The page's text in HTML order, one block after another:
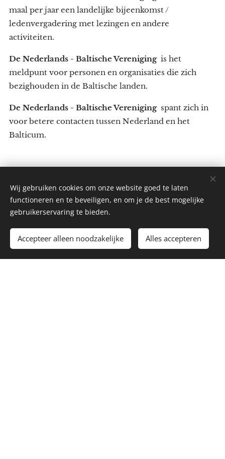
maal per jaar een landelijke bijeenkomst /
ledenvergadering met lezingen en andere
activiteiten.
De Nederlands - Baltische Verenigingis het
meldpunt voor personen en organisaties die zich
bezighouden in de Baltische landen.
De Nederlands - Baltische Verenigingspant zich in
voor betere contacten tussen Nederland en het
Balticum.
Maak een gratis website. Begin
Wij gebruiken cookies om onze website goed te laten
functioneren en te beveiligen, en om je de best mogelijke
gebruikerservaring te bieden.
Accepteer alleen noodzakelijke Alles accepteren